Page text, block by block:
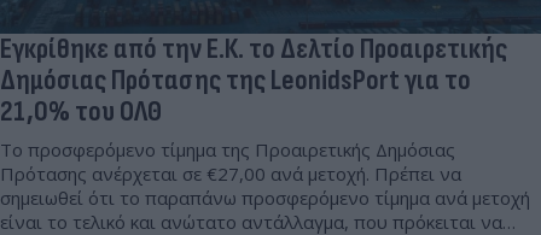
Εγκρίθηκε από την Ε.Κ. το Δελτίο Προαιρετικής
Δημόσιας Πρότασης της LeonidsPort για το
21,0% του ΟΛΘ
Το προσφερόμενο τίμημα της Προαιρετικής Δημόσιας
Πρότασης ανέρχεται σε €27,00 ανά μετοχή. Πρέπει να
σημειωθεί ότι το παραπάνω προσφερόμενο τίμημα ανά μετοχή
είναι το τελικό και ανώτατο αντάλλαγμα, που πρόκειται να